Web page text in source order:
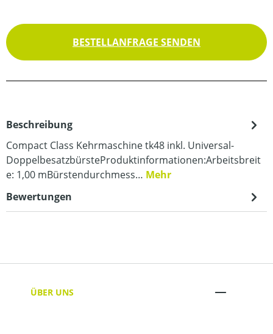
BESTELLANFRAGE SENDEN
Beschreibung
Compact Class Kehrmaschine tk48 inkl. Universal-
DoppelbesatzbürsteProduktinformationen:Arbeitsbreit
e: 1,00 mBürstendurchmess… Mehr
Bewertungen
ÜBER UNS